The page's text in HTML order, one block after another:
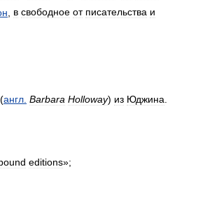
в свободное от писательства и
(англ Barbara Holloway) из Юджина
editions»;